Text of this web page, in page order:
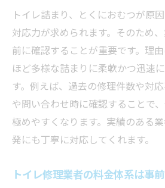
トイレ詰まり、とくにおむつが原
対応力が求められます。そのため
前に確認することが重要です。理
ほど多様な詰まりに柔軟かつ迅速
す。例えば、過去の修理件数や対
や問い合わせ時に確認することで
極めやすくなります。実績のある
発にも丁寧に対応してくれます。
トイレ修理業者の料金体系は事